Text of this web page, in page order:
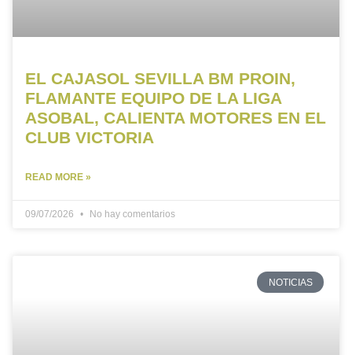
EL CAJASOL SEVILLA BM PROIN,
FLAMANTE EQUIPO DE LA LIGA
ASOBAL, CALIENTA MOTORES EN EL
CLUB VICTORIA
READ MORE »
09/07/2026 No hay comentarios
NOTICIAS